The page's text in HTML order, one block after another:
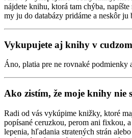
nájdete knihu, ktorá tam chýba,
my ju do databázy pridáme a neskôr
Vykupujete aj knihy v
Áno, platia pre ne rovnaké podmienky
Ako zistím, že moje knihy nie
Radi od vás vykúpime knižky, ktoré
popísané ceruzkou, perom ani fixkou,
lepenia, hľadania stratených strán